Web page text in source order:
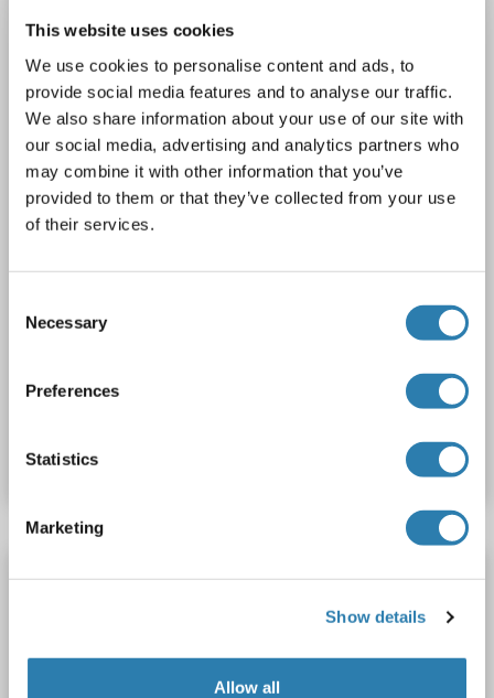
This website uses cookies
We use cookies to personalise content and ads, to
provide social media features and to analyse our traffic.
We also share information about your use of our site with
our social media, advertising and analytics partners who
may combine it with other information that you’ve
provided to them or that they’ve collected from your use
of their services.
Selection
Necessary
Preferences
Statistics
Marketing
Show details
Allow all
KCNC1 Reactivité: Souris, Rat
Hôte: Lapin
Polyclonal unconjugated
1 image
Fiche technique
KCNC1 anticorps (C-Term)
WB, IHC (p)
Hôte: Lapin